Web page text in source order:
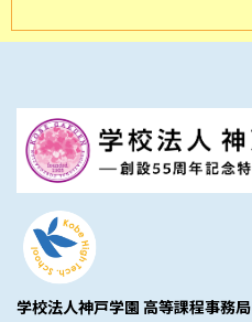
学校法人神戸学園 高等課程事務局